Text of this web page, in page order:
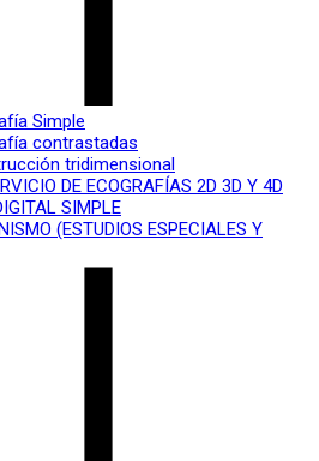
Simple
contrastadas
tridimensional
DE ECOGRAFÍAS 2D 3D Y 4D
SIMPLE
(ESTUDIOS ESPECIALES Y